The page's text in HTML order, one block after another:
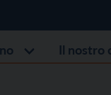
Il nostro